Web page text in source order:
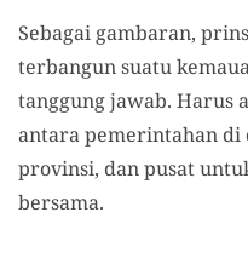
Sebagai gambaran,
terbangun suatu
tanggung jawab. Harus
antara pemerintahan
provinsi, dan pusat
bersama.